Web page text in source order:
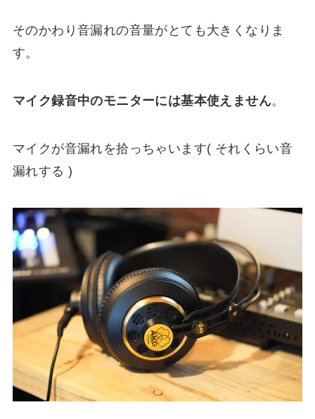
そのかわり音漏れの音量がとても大きくなりま
す。
マイク録音中のモニターには基本使えません。
マイクが音漏れを拾っちゃいます( それくらい音
漏れする )